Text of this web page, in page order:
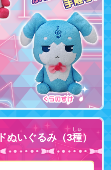
ぬいぐるみ（3種
しゅ
）